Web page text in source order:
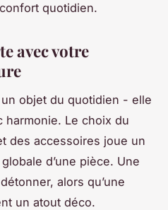
quotidien.
avec votre
objet du quotidien - elle
harmonie. Le choix du
des accessoires joue un
d’une pièce. Une
alors qu’une
un atout déco.